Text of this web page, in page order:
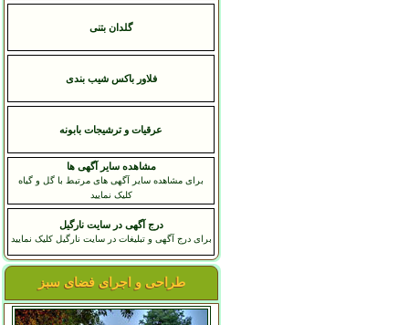
گلدان بتنی
فلاور باکس شیب بندی
عرقيات و ترشيجات بابونه
مشاهده سایر آگهی ها
برای مشاهده سایر آگهی های مرتبط با گل و گیاه
کلیک نمایید
درج آگهی در سایت نارگیل
برای درج آگهی و تبلیغات در سایت نارگیل کلیک نمایید
طراحی و اجرای فضای سبز